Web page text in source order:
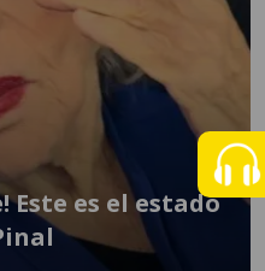
Este es el estado